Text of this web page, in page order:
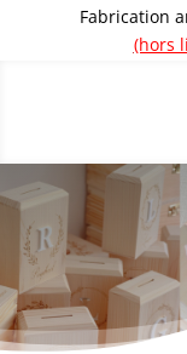
Fabrication
(hors